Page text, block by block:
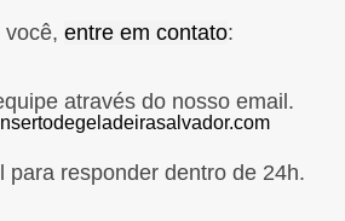
você, entre em contato:
através do nosso email.
para responder dentro de 24h.